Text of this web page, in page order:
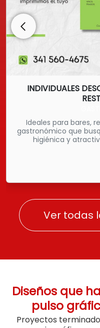
INDIVIDUALES
Ideales para bares,
gastronómico que
higiénica y atractiva. Ofrecemos
descartables en
20 cm), impresos a
Podés optar por
cumplen una función
destacar tu menú, horarios
tentadoras, QR
impactar a tus clientes
Ver todas
Diseños que
pulso
Proyectos